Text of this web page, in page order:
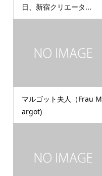
日、新宿クリエータ...
マルゴット夫人（Frau M
argot)